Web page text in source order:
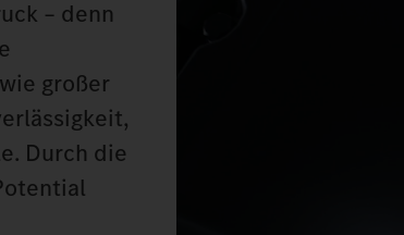
– denn
großer
Durch die